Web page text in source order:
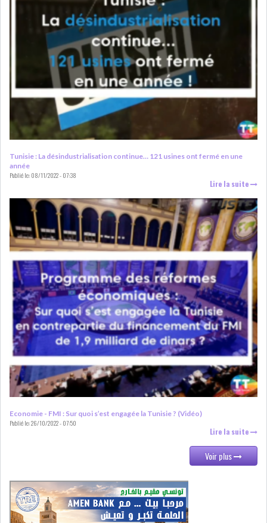
L’ATB RENFORCE SON
ENGAGEMENT AUPRÈS DES...
OFFICE PLAST : UNE LEVÉE DE
FONDS AU SER...
ENNAKL LÈVE 60 MD SUR LE
MARCHÉ OBLIGATA...
RSS
FINANCE
FISCALITE
DES ACTIVITÉS Q...
Tunisie : La désindustrialisation continue… 121 usines ont fermé en une
année
Publié le:08/11/2022 - 07:38
Lire la suite
Economie - FMI : Sur quoi s’est engagée la Tunisie ? (Vidéo)
Publié le:26/10/2022 - 07:50
Lire la suite
Voir plus